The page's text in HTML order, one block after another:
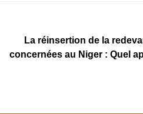
La réinsertion de la
concernées au Niger : Quel